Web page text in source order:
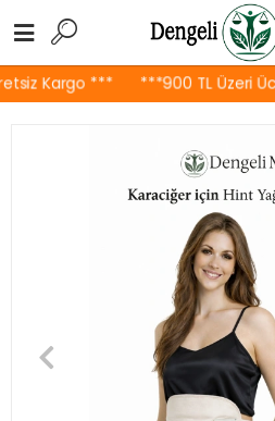
Kargo *** ***900 TL Üzeri